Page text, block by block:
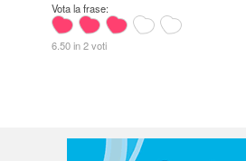
Vota la frase:
6.50 in 2 voti